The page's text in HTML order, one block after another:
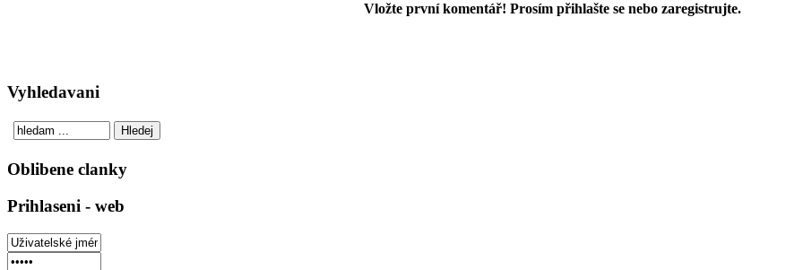
Vložte první komentář! Prosím přihlašte se nebo zaregistrujte.
Vyhledavani
Oblibene clanky
Prihlaseni - web